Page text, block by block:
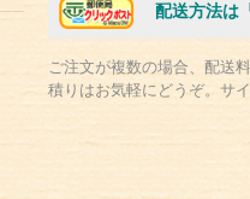
配送方法は
ご注文が複数の場合、配送
積りはお気軽にどうぞ。サ